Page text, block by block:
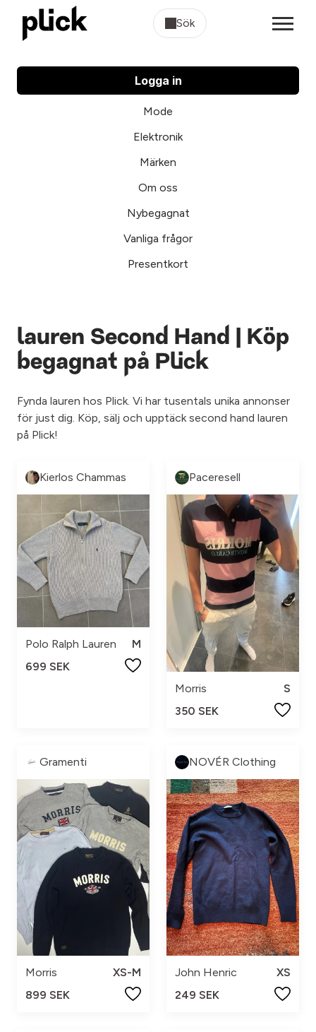
Sök
Logga in
Mode
Elektronik
Märken
Om oss
Nybegagnat
Vanliga frågor
Presentkort
lauren Second Hand | Köp
begagnat på Plick
Fynda lauren hos Plick. Vi har tusentals unika annonser
för just dig. Köp, sälj och upptäck second hand lauren
på Plick!
Kierlos Chammas
Polo Ralph Lauren
M
699 SEK
Paceresell
Morris
S
350 SEK
Gramenti
Morris
XS-M
899 SEK
NOVÉR Clothing
John Henric
XS
249 SEK